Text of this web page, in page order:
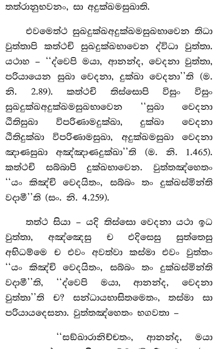
තත්රානුභවනං, සා අදුක්ඛමසුඛාති.
එවමෙත්ථ සුඛදුක්ඛඅදුක්ඛමසුඛභාවෙන තිධා
වුත්තාපි කත්ථචි සුඛදුක්ඛභාවෙන ද්විධා වුත්තා.
යථාහ – ‘‘ද්වෙපි මයා, ආනන්ද, වෙදනා වුත්තා,
පරියායෙන සුඛා වෙදනා, දුක්ඛා වෙදනා’’ති (ම.
නි. 2.89). කත්ථචි තිස්සොපි විසුං විසුං
සුඛදුක්ඛඅදුක්ඛමසුඛභාවෙන ‘‘සුඛා වෙදනා
ඨිතිසුඛා විපරිණාමදුක්ඛා, දුක්ඛා වෙදනා
ඨිතිදුක්ඛා විපරිණාමසුඛා, අදුක්ඛමසුඛා වෙදනා
ඤාණසුඛා අඤ්ඤාණදුක්ඛා’’ති (ම. නි. 1.465).
කත්ථචි සබ්බාපි දුක්ඛභාවෙන. වුත්තඤ්හෙතං
‘‘යං කිඤ්චි වෙදයිතං, සබ්බං තං දුක්ඛස්මින්ති
වදාමී’’ති (සං. නි. 4.259).
තත්ථ සියා – යදි තිස්සො වෙදනා යථා ඉධ
වුත්තා, අඤ්ඤෙසු ච එදිසෙසු සුත්තෙසු
අභිධම්මෙ ච එවං අවත්වා කස්මා එවං වුත්තං
‘‘යං කිඤ්චි වෙදයිතං, සබ්බං තං දුක්ඛස්මින්ති
වදාමී’’ති, ‘‘ද්වෙපි මයා, ආනන්ද, වෙදනා
වුත්තා’’ති ච? සන්ධායභාසිතමෙතං, තස්මා සා
පරියායදෙසනා. වුත්තඤ්හෙතං භගවතා –
‘‘සඞ්ඛාරානිච්චතං, ආනන්ද, මයා